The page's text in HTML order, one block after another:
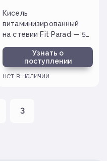
Кисель
витаминизированный
на стевии Fit Parad — 50
Узнать о
поступлении
нет в наличии
3